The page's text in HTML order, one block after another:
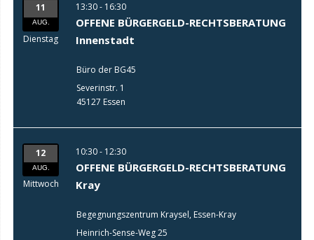
11
AUG.
Dienstag
13:30 - 16:30
OFFENE BÜRGERGELD-RECHTSBERATUNG
Innenstadt
Büro der BG45
Severinstr. 1
45127 Essen
12
AUG.
Mittwoch
10:30 - 12:30
OFFENE BÜRGERGELD-RECHTSBERATUNG
Kray
Begegnungszentrum Kraysel, Essen-Kray
Heinrich-Sense-Weg 25